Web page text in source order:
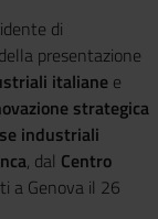
di
presentazione
italiane e
strategica
industriali
, dal Centro
a Genova il 26